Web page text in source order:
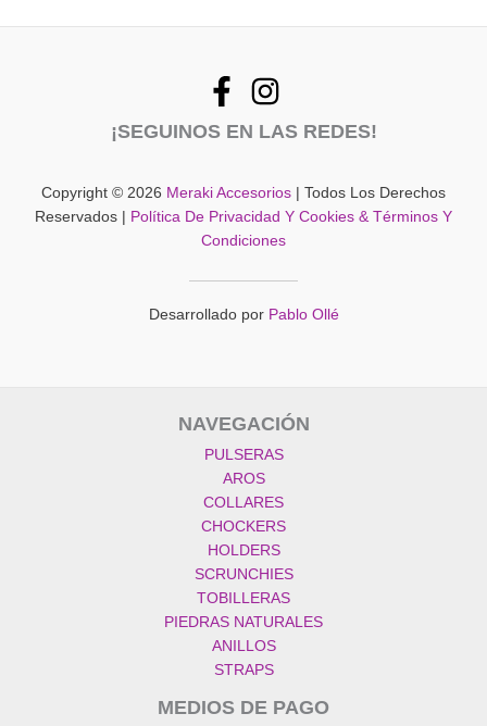
¡SEGUINOS EN LAS REDES!
Copyright © 2026 Meraki Accesorios | Todos Los Derechos
Reservados |
Política De Privacidad Y Cookies & Términos Y
Condiciones
Desarrollado por Pablo Ollé
NAVEGACIÓN
PULSERAS
AROS
COLLARES
CHOCKERS
HOLDERS
SCRUNCHIES
TOBILLERAS
PIEDRAS NATURALES
ANILLOS
STRAPS
MEDIOS DE PAGO